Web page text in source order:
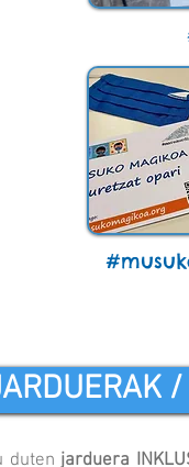
duten jarduera